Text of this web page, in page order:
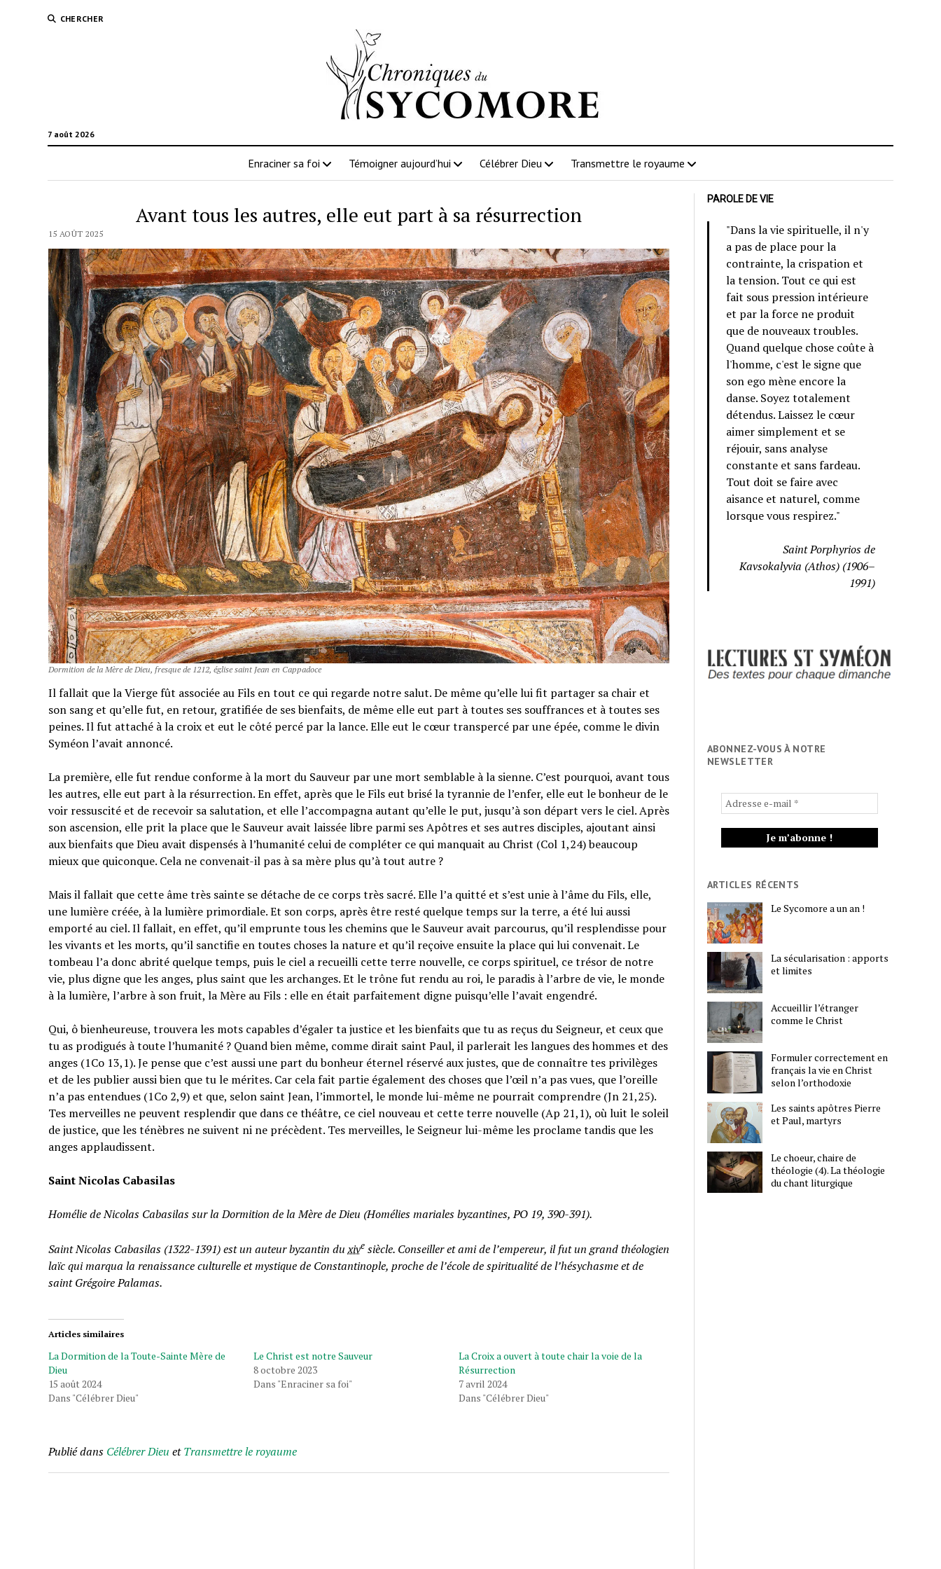
CHERCHER
7 août 2026
Enraciner sa foi Témoigner aujourd’hui Célébrer Dieu Transmettre le royaume
Avant tous les autres, elle eut part à sa résurrection
15 AOÛT 2025
Dormition de la Mère de Dieu, fresque de 1212, église saint Jean en Cappadoce
Il fallait que la Vierge fût associée au Fils en tout ce qui regarde notre salut. De même qu’elle lui fit partager sa chair et
son sang et qu’elle fut, en retour, gratifiée de ses bienfaits, de même elle eut part à toutes ses souffrances et à toutes ses
peines. Il fut attaché à la croix et eut le côté percé par la lance. Elle eut le cœur transpercé par une épée, comme le divin
Syméon l’avait annoncé.
La première, elle fut rendue conforme à la mort du Sauveur par une mort semblable à la sienne. C’est pourquoi, avant tous
les autres, elle eut part à la résurrection. En effet, après que le Fils eut brisé la tyrannie de l’enfer, elle eut le bonheur de le
voir ressuscité et de recevoir sa salutation, et elle l’accompagna autant qu’elle le put, jusqu’à son départ vers le ciel. Après
son ascension, elle prit la place que le Sauveur avait laissée libre parmi ses Apôtres et ses autres disciples, ajoutant ainsi
aux bienfaits que Dieu avait dispensés à l’humanité celui de compléter ce qui manquait au Christ (Col 1,24) beaucoup
mieux que quiconque. Cela ne convenait-il pas à sa mère plus qu’à tout autre ?
Mais il fallait que cette âme très sainte se détache de ce corps très sacré. Elle l’a quitté et s’est unie à l’âme du Fils, elle,
une lumière créée, à la lumière primordiale. Et son corps, après être resté quelque temps sur la terre, a été lui aussi
emporté au ciel. Il fallait, en effet, qu’il emprunte tous les chemins que le Sauveur avait parcourus, qu’il resplendisse pour
les vivants et les morts, qu’il sanctifie en toutes choses la nature et qu’il reçoive ensuite la place qui lui convenait. Le
tombeau l’a donc abrité quelque temps, puis le ciel a recueilli cette terre nouvelle, ce corps spirituel, ce trésor de notre
vie, plus digne que les anges, plus saint que les archanges. Et le trône fut rendu au roi, le paradis à l’arbre de vie, le monde
à la lumière, l’arbre à son fruit, la Mère au Fils : elle en était parfaitement digne puisqu’elle l’avait engendré.
Qui, ô bienheureuse, trouvera les mots capables d’égaler ta justice et les bienfaits que tu as reçus du Seigneur, et ceux que
tu as prodigués à toute l’humanité ? Quand bien même, comme dirait saint Paul, il parlerait les langues des hommes et des
anges (1Co 13,1). Je pense que c’est aussi une part du bonheur éternel réservé aux justes, que de connaître tes privilèges
et de les publier aussi bien que tu le mérites. Car cela fait partie également des choses que l’œil n’a pas vues, que l’oreille
n’a pas entendues (1Co 2,9) et que, selon saint Jean, l’immortel, le monde lui-même ne pourrait comprendre (Jn 21,25).
Tes merveilles ne peuvent resplendir que dans ce théâtre, ce ciel nouveau et cette terre nouvelle (Ap 21,1), où luit le soleil
de justice, que les ténèbres ne suivent ni ne précèdent. Tes merveilles, le Seigneur lui-même les proclame tandis que les
anges applaudissent.
SaintNicolas Cabasilas
Homélie de Nicolas Cabasilas sur la Dormition de la Mère de Dieu (Homélies mariales byzantines, PO 19, 390-391).
SaintNicolas Cabasilas (1322-1391) est un auteur byzantin duxivesiècle. Conseiller et ami de l’empereur, il fut un grand théologien
laïc qui marqua la renaissance culturelle et mystique de Constantinople, proche de l’école de spiritualité de l’hésychasme et de
saint Grégoire Palamas.
Articles similaires
La Dormition de la Toute-Sainte Mère de
Dieu
15 août 2024
Dans "Célébrer Dieu"
Le Christ est notre Sauveur
8 octobre 2023
Dans "Enraciner sa foi"
La Croix a ouvert à toute chair la voie de la
Résurrection
7 avril 2024
Dans "Célébrer Dieu"
Publié dans Célébrer Dieu etTransmettre le royaume
PAROLE DE VIE
"Dans la vie spirituelle, il n'y
a pas de place pour la
contrainte, la crispation et
la tension. Tout ce qui est
fait sous pression intérieure
et par la force ne produit
que de nouveaux troubles.
Quand quelque chose coûte à
l'homme, c'est le signe que
son ego mène encore la
danse. Soyez totalement
détendus. Laissez le cœur
aimer simplement et se
réjouir, sans analyse
constante et sans fardeau.
Tout doit se faire avec
aisance et naturel, comme
lorsque vous respirez."
Saint Porphyrios de
Kavsokalyvia (Athos) (1906–
1991)
ABONNEZ-VOUS À NOTRE
NEWSLETTER
ARTICLES RÉCENTS
Le Sycomore a un an !
La sécularisation : apports
et limites
Accueillir l’étranger
comme le Christ
Formuler correctement en
français la vie en Christ
selon l’orthodoxie
Les saints apôtres Pierre
et Paul, martyrs
Le choeur, chaire de
théologie (4). La théologie
du chant liturgique